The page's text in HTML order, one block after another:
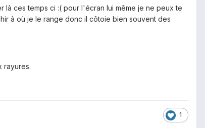
ces temps ci :( pour l'écran lui même je ne peux te
à où je le range donc il côtoie bien souvent des
rayures.
1